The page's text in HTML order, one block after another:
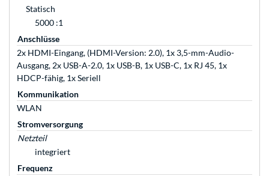
Statisch
5000 :1
Anschlüsse
2x HDMI-Eingang, (HDMI-Version: 2.0), 1x 3,5-mm-Audio-
Ausgang, 2x USB-A-2.0, 1x USB-B, 1x USB-C, 1x RJ 45, 1x
HDCP-fähig, 1x Seriell
Kommunikation
WLAN
Stromversorgung
Netzteil
integriert
Frequenz